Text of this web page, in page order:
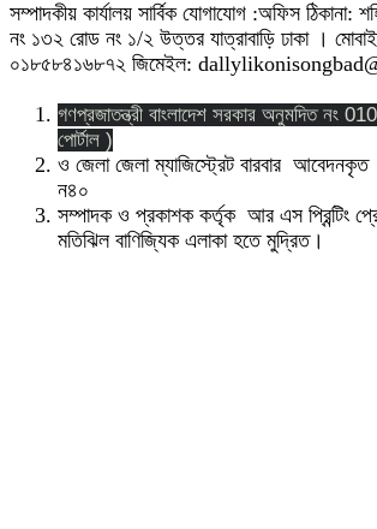
সম্পাদকীয় কার্যালয় সার্বিক যোগাযোগ :অফিস ঠিকানা:
নং ১৩২ রোড নং ১/২ উত্তর যাত্রাবাড়ি ঢাকা ।
০১৮৫৮৪১৬৮৭২ জিমেইল:
গণপ্রজাতন্ত্রী বাংলাদেশ সরকার অনুমদিত নং
পোর্টাল )
ও জেলা জেলা ম্যাজিস্ট্রেট বারবার আবেদনকৃত
ন৪০
সম্পাদক ও প্রকাশক কর্তৃক আর এস প্রিন্টিং
মতিঝিল বাণিজ্যিক এলাকা হতে মুদ্রিত।